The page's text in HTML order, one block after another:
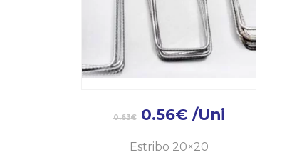
0.63€ 0.56€ /Uni
Estribo 20×20